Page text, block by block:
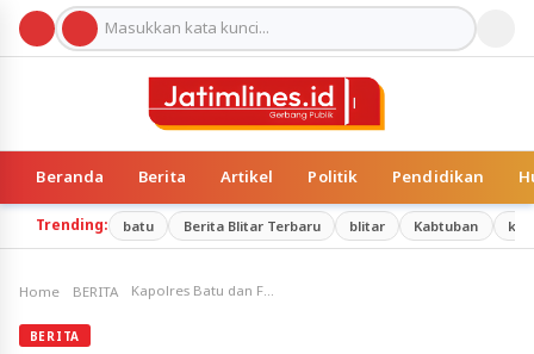
Beranda Berita Artikel Politik Pendidikan
Trending: batu Berita Blitar Terbaru blitar Kabtuban
Home BERITA
BERITA